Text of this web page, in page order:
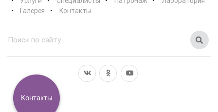
Галерея
Контакты
Контакты